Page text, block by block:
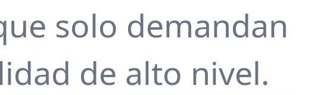
solo demandan
de alto nivel.